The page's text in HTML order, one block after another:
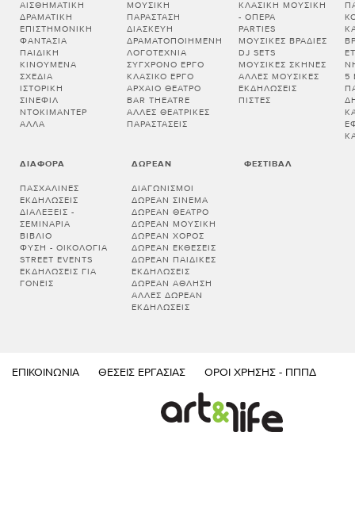
ΑΙΣΘΗΜΑΤΙΚΉ
ΔΡΑΜΑΤΙΚΉ
ΕΠΙΣΤΗΜΟΝΙΚΉ
ΦΑΝΤΑΣΊΑ
ΠΑΙΔΙΚΉ
ΚΙΝΟΎΜΕΝΑ
ΣΧΈΔΙΑ
ΙΣΤΟΡΙΚΉ
ΣΙΝΕΦΊΛ
ΝΤΟΚΙΜΑΝΤΈΡ
ΆΛΛΑ
ΜΟΥΣΙΚΉ
ΠΑΡΆΣΤΑΣΗ
ΔΙΑΣΚΕΥΉ
ΔΡΑΜΑΤΟΠΟΙΗΜΈΝΗ
ΛΟΓΟΤΕΧΝΊΑ
ΣΎΓΧΡΟΝΟ ΈΡΓΟ
ΚΛΑΣΙΚΌ ΈΡΓΟ
ΑΡΧΑΊΟ ΘΈΑΤΡΟ
BAR THEATRE
ΆΛΛΕΣ ΘΕΑΤΡΙΚΈΣ
ΠΑΡΑΣΤΆΣΕΙΣ
ΚΛΑΣΙΚΉ ΜΟΥΣΙΚΉ
- ΌΠΕΡΑ
PARTIES
ΜΟΥΣΙΚΈΣ ΒΡΑΔΙΈΣ
DJ SETS
ΜΟΥΣΙΚΈΣ ΣΚΗΝΈΣ
ΆΛΛΕΣ ΜΟΥΣΙΚΈΣ
ΕΚΔΗΛΏΣΕΙΣ
ΠΊΣΤΕΣ
5
ΔΙΆΦΟΡΑ
ΠΑΣΧΑΛΙΝΈΣ
ΕΚΔΗΛΏΣΕΙΣ
ΔΙΑΛΕΞΕΙΣ -
ΣΕΜΙΝΑΡΙΑ
ΒΙΒΛΊΟ
ΦΎΣΗ - ΟΙΚΟΛΟΓΊΑ
STREET EVENTS
ΕΚΔΗΛΏΣΕΙΣ ΓΙΑ
ΓΟΝΕΊΣ
ΔΩΡΕΆΝ
ΔΙΑΓΩΝΙΣΜΟΊ
ΔΩΡΕΆΝ ΣΙΝΕΜΆ
ΔΩΡΕΆΝ ΘΈΑΤΡΟ
ΔΩΡΕΆΝ ΜΟΥΣΙΚΉ
ΔΩΡΕΆΝ ΧΟΡΌΣ
ΔΩΡΕΆΝ ΕΚΘΈΣΕΙΣ
ΔΩΡΕΆΝ ΠΑΙΔΙΚΈΣ
ΕΚΔΗΛΏΣΕΙΣ
ΔΩΡΕΆΝ ΆΘΛΗΣΗ
ΆΛΛΕΣ ΔΩΡΕΆΝ
ΕΚΔΗΛΏΣΕΙΣ
ΦΕΣΤΙΒΆΛ
ΕΠΙΚΟΙΝΩΝΊΑ ΘΈΣΕΙΣ ΕΡΓΑΣΊΑΣ ΌΡΟΙ ΧΡΉΣΗΣ - ΠΠΠΔ